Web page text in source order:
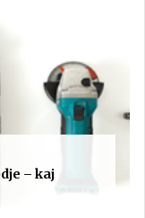
– kaj